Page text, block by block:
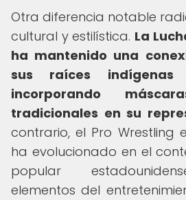
Otra diferencia notable
cultural y estilística. La
ha mantenido una
sus raíces
incorporando
tradicionales en su
contrario, el Pro Wrestling
ha evolucionado en el
popular
elementos del